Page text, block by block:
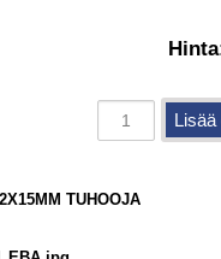
TUHOOJA